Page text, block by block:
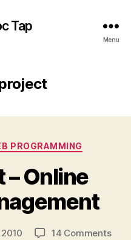
Tap
Menu
PROGRAMMING
– Online
14 Commentson